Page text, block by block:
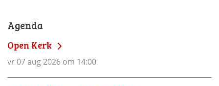
Agenda
Open Kerk
vr 07 aug 2026 om 14:00